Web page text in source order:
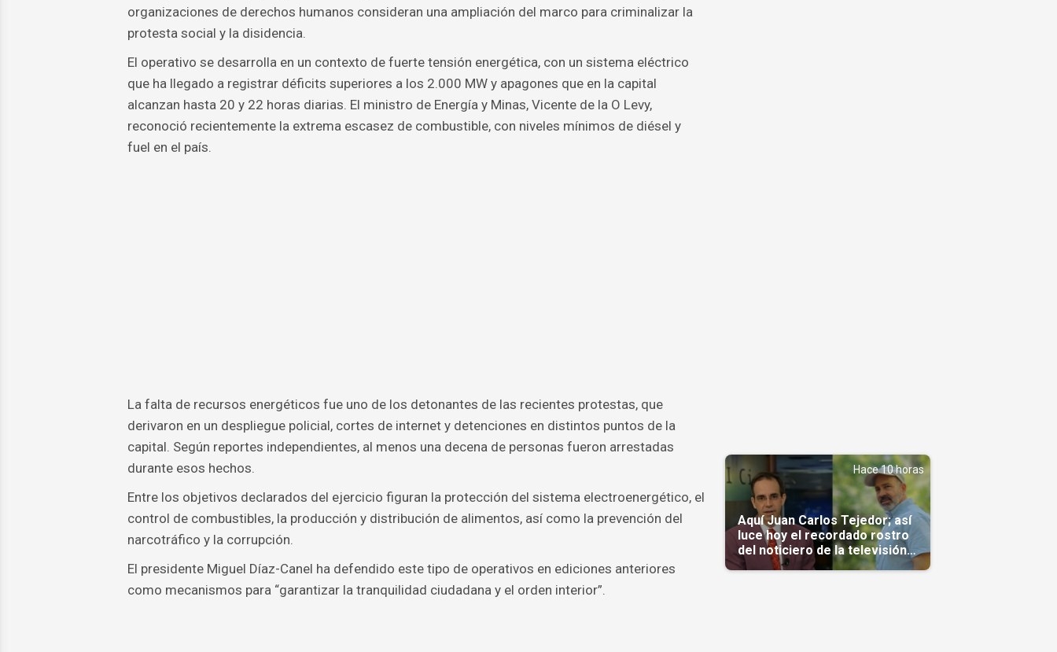
organizaciones de derechos humanos consideran una ampliación del marco para criminalizar la
protesta social y la disidencia.
El operativo se desarrolla en un contexto de fuerte tensión energética, con un sistema eléctrico
que ha llegado a registrar déficits superiores a los 2.000 MW y apagones que en la capital
alcanzan hasta 20 y 22 horas diarias. El ministro de Energía y Minas, Vicente de la O Levy,
reconoció recientemente la extrema escasez de combustible, con niveles mínimos de diésel y
fuel en el país.
La falta de recursos energéticos fue uno de los detonantes de las recientes protestas, que
derivaron en un despliegue policial, cortes de internet y detenciones en distintos puntos de la
capital. Según reportes independientes, al menos una decena de personas fueron arrestadas
durante esos hechos.
Entre los objetivos declarados del ejercicio figuran la protección del sistema electroenergético, el
control de combustibles, la producción y distribución de alimentos, así como la prevención del
narcotráfico y la corrupción.
El presidente Miguel Díaz-Canel ha defendido este tipo de operativos en ediciones anteriores
como mecanismos para “garantizar la tranquilidad ciudadana y el orden interior”.
Hace 10 horas
Aquí Juan Carlos Tejedor; así
luce hoy el recordado rostro
del noticiero de la televisión
cubana